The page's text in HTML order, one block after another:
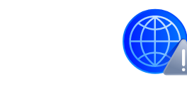
Бенчмарк в 2026 году:
для чего он бизнесу
В этой статье разберемся, что
также где применяется это